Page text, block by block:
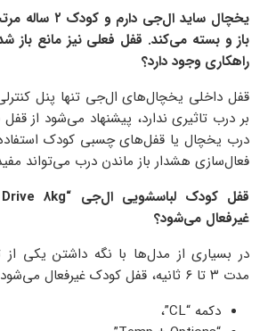
یخچال ساید ال‌جی
باز و بسته می‌کند. قفل فعلی نیز مانع
راهکاری وجود دارد؟
قفل داخلی یخچال‌های ال‌جی تنها پنل
بر درب تاثیری ندارد، پیشنهاد می‌شود از
درب یخچال یا قفل‌های چسبی کودک
فعال‌سازی هشدار باز ماندن درب می‌تواند
غیرفعال می‌شود؟
در بسیاری از مدل‌ها با نگه داشتن یکی از
مدت ۳ تا ۶ ثانیه، قفل کودک غیرفعال می‌شود:
دکمه “CL”،